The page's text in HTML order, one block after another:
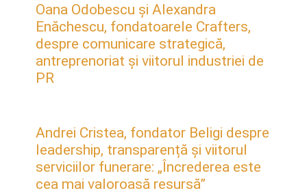
Oana Odobescu și Alexandra
Enăchescu, fondatoarele Crafters,
despre comunicare strategică,
antreprenoriat și viitorul industriei de
PR
Andrei Cristea, fondator Beligi despre
leadership, transparență și viitorul
serviciilor funerare: „Încrederea este
cea mai valoroasă resursă”